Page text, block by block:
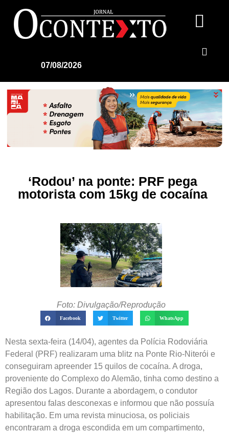
07/08/2026
‘Rodou’ na ponte: PRF pega
motorista com 15kg de cocaína
Foto: Divulgação/Reprodução
Facebook Twitter WhatsApp
Nesta sexta-feira (14/04), agentes da Polícia Rodoviária
Federal (PRF) realizaram uma blitz na Ponte Rio-Niterói e
conseguiram apreender 15 quilos de cocaína. A droga,
proveniente do Complexo do Alemão, tinha como destino a
Região dos Lagos. Durante a abordagem, o condutor
apresentou falas desconexas e informou que não possuía
habilitação. Em uma revista minuciosa, os policiais
encontraram a droga escondida em um compartimento,